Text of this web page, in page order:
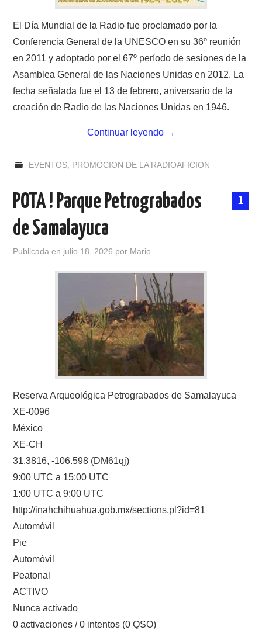
WAVELOG
AUTENTIFICACIÓN DE MIEMBROS DEL
CRECJ
El Día Mundial de la Radio fue proclamado por la
Conferencia General de la UNESCO en su 36º reunión
en 2011 y adoptado por el 67º período de sesiones de la
Asamblea General de las Naciones Unidas en 2012. La
fecha señalada fue el 13 de febrero, aniversario de la
creación de Radio de las Naciones Unidas en 1946.
Continuar leyendo →
EVENTOS, PROMOCION DE LA RADIOAFICION
1
POTA ! Parque Petrograbados
de Samalayuca
Publicada en julio 18, 2026 por Mario
Reserva Arqueológica Petrograbados de Samalayuca
XE-0096
México
XE-CH
31.3816, -106.598 (DM61qj)
9:00 UTC a 15:00 UTC
1:00 UTC a 9:00 UTC
http://inahchihuahua.gob.mx/sections.pl?id=81
Automóvil
Pie
Automóvil
Peatonal
ACTIVO
Nunca activado
0 activaciones / 0 intentos (0 QSO)